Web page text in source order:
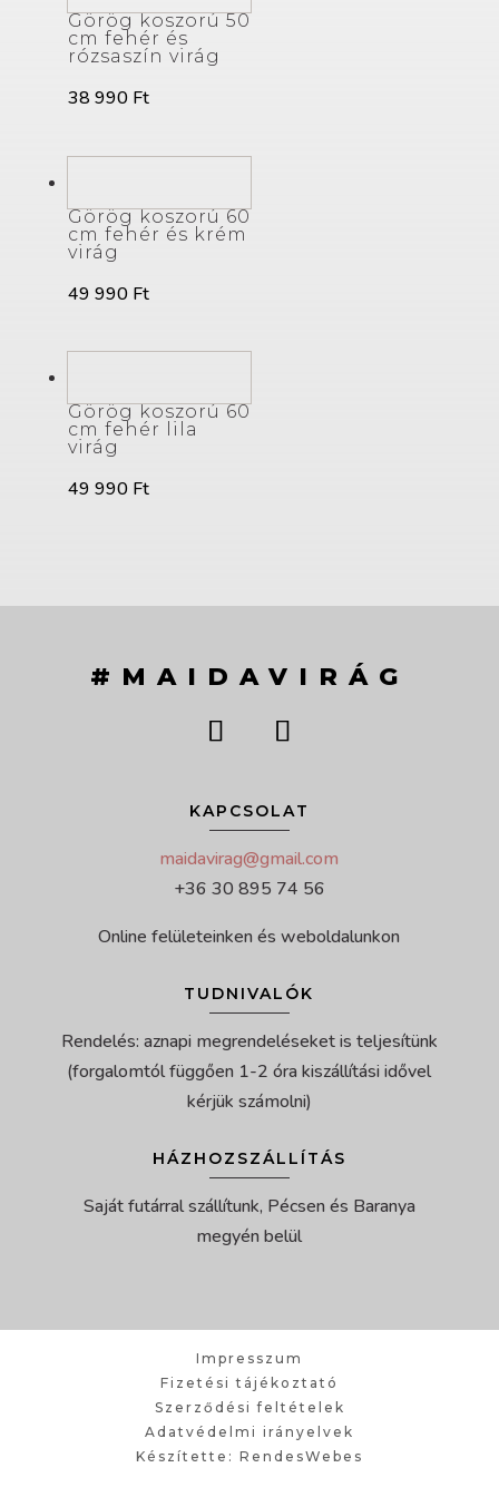
Görög koszorú 50
cm fehér és
rózsaszín virág
38 990 Ft
Görög koszorú 60
cm fehér és krém
virág
49 990 Ft
Görög koszorú 60
cm fehér lila
virág
49 990 Ft
#MAIDAVIRÁG
KAPCSOLAT
maidavirag@gmail.com
+36 30 895 74 56
Online felületeinken és weboldalunkon
TUDNIVALÓK
Rendelés: aznapi megrendeléseket is teljesítünk
(forgalomtól függően 1-2 óra kiszállítási idővel
kérjük számolni)
HÁZHOZSZÁLLÍTÁS
Saját futárral szállítunk, Pécsen és Baranya
megyén belül
Impresszum
Fizetési tájékoztató
Szerződési feltételek
Adatvédelmi irányelvek
Készítette: RendesWebes